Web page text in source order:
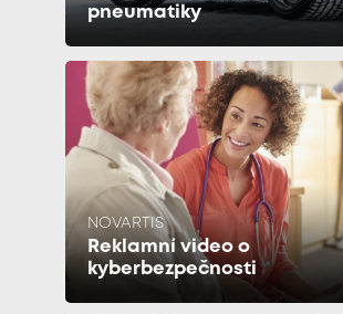
pneumatiky
NOVARTIS
Reklamní video o
kyberbezpečnosti